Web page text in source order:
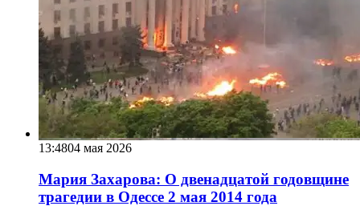
13:4804 мая 2026
Мария Захарова: О двенадцатой годовщине
трагедии в Одессе 2 мая 2014 года